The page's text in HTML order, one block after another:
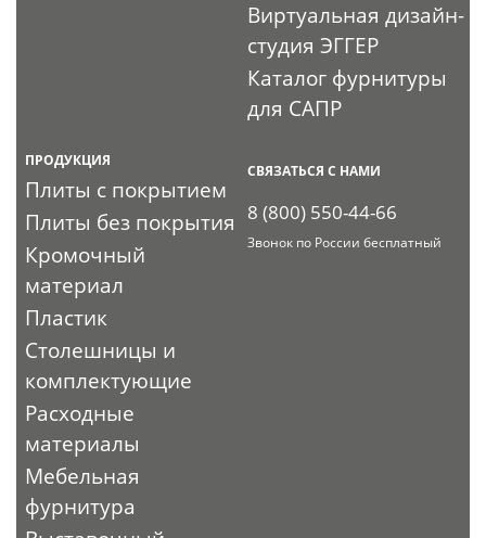
Виртуальная дизайн-
студия ЭГГЕР
Каталог фурнитуры
для САПР
ПРОДУКЦИЯ
Плиты с покрытием
Плиты без покрытия
Кромочный
материал
Пластик
Столешницы и
комплектующие
Расходные
материалы
Мебельная
фурнитура
СВЯЗАТЬСЯ С НАМИ
8 (800) 550-44-66
Звонок по России бесплатный